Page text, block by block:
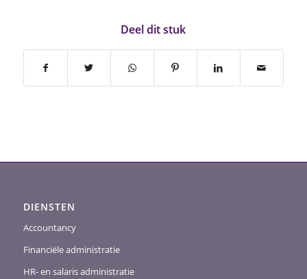
Deel dit stuk
DIENSTEN
Accountancy
Financiële administratie
HR- en salaris administratie